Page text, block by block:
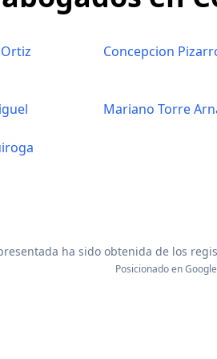
Concepcion
Mariano Torre
ha sido obtenida de los
Posicionado en